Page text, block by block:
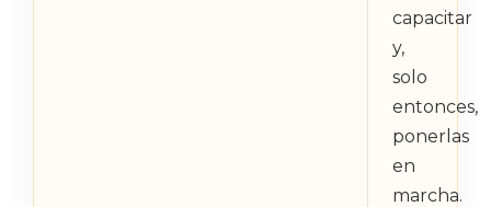
capacitar
y,
solo
entonces,
ponerlas
en
marcha.